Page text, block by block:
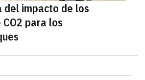
del impacto de los
para los